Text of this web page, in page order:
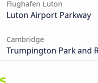
Flughafen Luton
Luton Airport Parkway
Cambridge
Trumpington Park and